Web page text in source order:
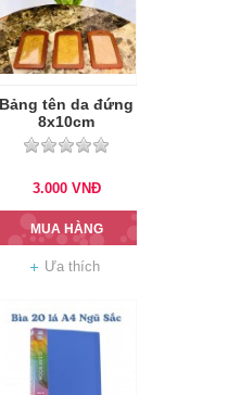
Bảng tên da đứng
8x10cm
3.000 VNĐ
MUA HÀNG
Ưa thích